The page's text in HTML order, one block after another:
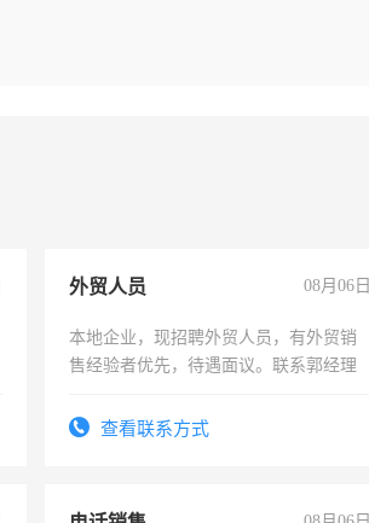
外贸人员 08月06日
本地企业，现招聘外贸人员，有外贸销
售经验者优先，待遇面议。联系郭经理
查看联系方式